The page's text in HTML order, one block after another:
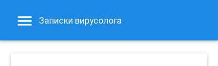
Записки вирусолога